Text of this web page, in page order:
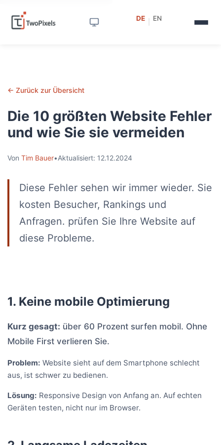
DE EN
← Zurück zur Übersicht
Die 10 größten Website Fehler
und wie Sie sie vermeiden
Von Tim Bauer•Aktualisiert: 12.12.2024
Diese Fehler sehen wir immer wieder. Sie
kosten Besucher, Rankings und
Anfragen. prüfen Sie Ihre Website auf
diese Probleme.
1. Keine mobile Optimierung
Kurz gesagt: über 60 Prozent surfen mobil. Ohne
Mobile First verlieren Sie.
Problem: Website sieht auf dem Smartphone schlecht
aus, ist schwer zu bedienen.
Lösung: Responsive Design von Anfang an. Auf echten
Geräten testen, nicht nur im Browser.